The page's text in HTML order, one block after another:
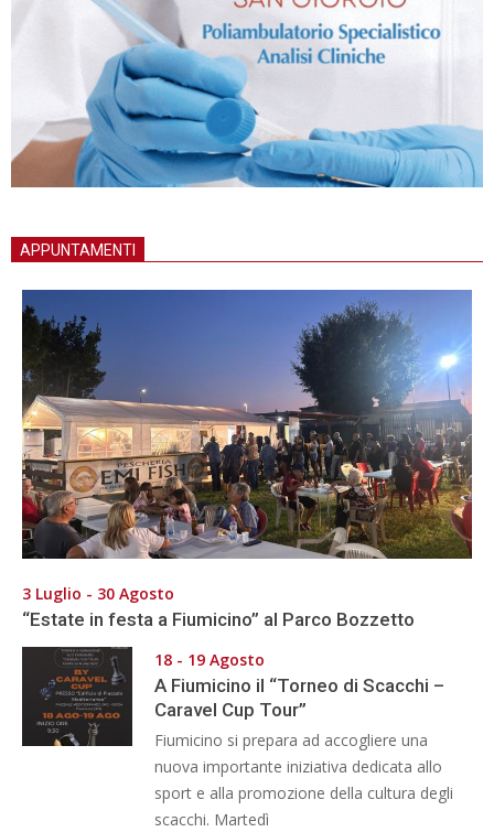
APPUNTAMENTI
3 Luglio - 30 Agosto
“Estate in festa a Fiumicino” al Parco Bozzetto
18 - 19 Agosto
A Fiumicino il “Torneo di Scacchi –
Caravel Cup Tour”
Fiumicino si prepara ad accogliere una
nuova importante iniziativa dedicata allo
sport e alla promozione della cultura degli
scacchi. Martedì